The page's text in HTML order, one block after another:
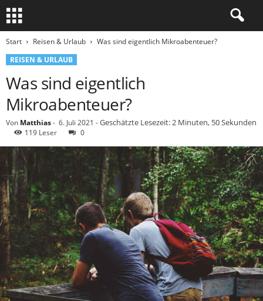
Start Reisen & Urlaub
Was sind eigentlich Mikroabenteuer?
REISEN & URLAUB
Was sind eigentlich
Mikroabenteuer?
Von Matthias- 6. Juli 2021 -Geschätzte Lesezeit: 2 Minuten, 50 Sekunden
119 Leser 0